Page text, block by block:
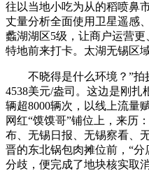
往以当地小吃为从的稻喷鼻
丈量分析全面使用卫星遥感
蠡湖湖区5级，让商户运营
特地前来打卡。太湖无锡区
不晓得是什么环境？”拍
4538美元/盎司。这边是刚
辆超8000辆次，以线上流量
网红“馍馍哥”铺位上，来历
布、无锡日报、无锡察看、
晋的东北锅包肉摊位前，“
分歧，便完成了地块核实取